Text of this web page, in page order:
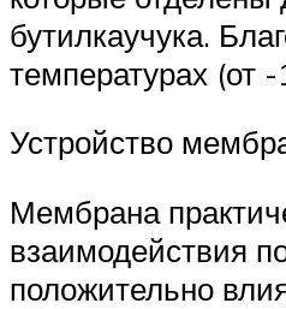
бутилкаучука.
температурах (от
Устройство
Мембрана
взаимодействия
положительно